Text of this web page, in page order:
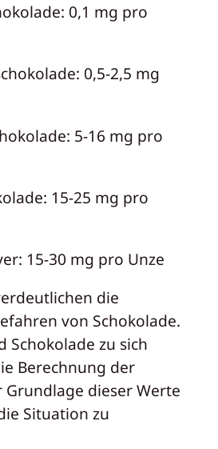
0,1 mg pro
0,5-2,5 mg
5-16 mg pro
15-25 mg pro
15-30 mg pro Unze
die
von Schokolade.
Schokolade zu sich
Berechnung der
dieser Werte
Situation zu